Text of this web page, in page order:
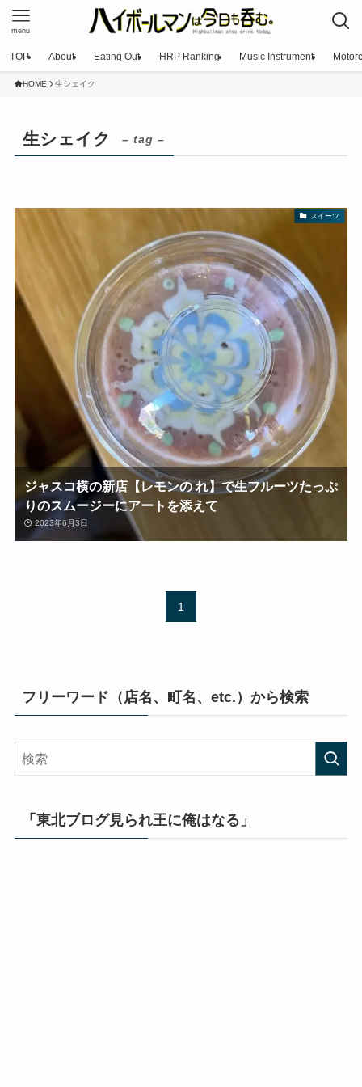
menu
TOP About Eating Out HRP Ranking Music Instrument
HOME 生シェイク
生シェイク – tag –
スイーツ
ジャスコ横の新店【レモンの れ】で生フルーツたっぷ
りのスムージーにアートを添えて
2023年6月3日
1
フリーワード（店名、町名、etc.）から検索
「東北ブログ見られ王に俺はなる」